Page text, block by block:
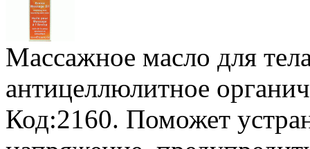
Массажное масло для
антицеллюлитное
Код:2160. Поможет